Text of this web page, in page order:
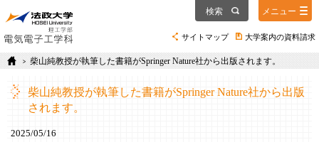
サイトマップ 大学案内の資料請求
検索 メニュー
柴山純教授が執筆した書籍がSpringer Nature社から出版されます。
柴山純教授が執筆した書籍がSpringer Nature社から出版
されます。
2025/05/16